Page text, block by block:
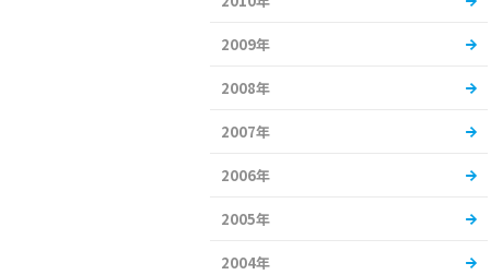
2009年
2008年
2007年
2006年
2005年
2004年